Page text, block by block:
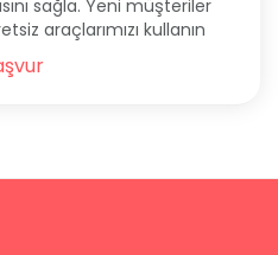
sağla. Yeni müşteriler
araçlarımızı kullanın